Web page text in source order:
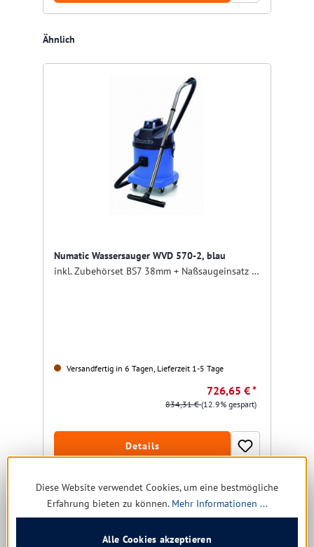
Produktgalerie überspringen
Ähnlich
Numatic Wassersauger WVD 570-2, blau
inkl. Zubehörset BS7 38mm + Naßsaugeinsatz komplett
Versandfertig in 6 Tagen, Lieferzeit 1-5 Tage
726,65 € *
834,31 €(12.9% gespart)
Details
Diese Website verwendet Cookies, um eine bestmögliche
Erfahrung bieten zu können. Mehr Informationen ...
Alle Cookies akzeptieren